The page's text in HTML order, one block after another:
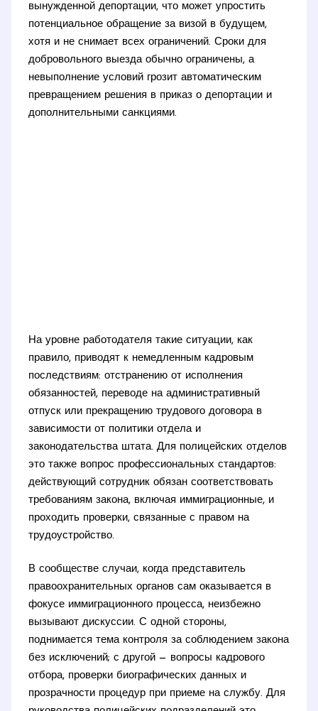
вынужденной депортации, что может упростить
потенциальное обращение за визой в будущем,
хотя и не снимает всех ограничений. Сроки для
добровольного выезда обычно ограничены, а
невыполнение условий грозит автоматическим
превращением решения в приказ о депортации и
дополнительными санкциями.
На уровне работодателя такие ситуации, как
правило, приводят к немедленным кадровым
последствиям: отстранению от исполнения
обязанностей, переводе на административный
отпуск или прекращению трудового договора в
зависимости от политики отдела и
законодательства штата. Для полицейских отделов
это также вопрос профессиональных стандартов:
действующий сотрудник обязан соответствовать
требованиям закона, включая иммиграционные, и
проходить проверки, связанные с правом на
трудоустройство.
В сообществе случаи, когда представитель
правоохранительных органов сам оказывается в
фокусе иммиграционного процесса, неизбежно
вызывают дискуссии. С одной стороны,
поднимается тема контроля за соблюдением закона
без исключений; с другой — вопросы кадрового
отбора, проверки биографических данных и
прозрачности процедур при приеме на службу. Для